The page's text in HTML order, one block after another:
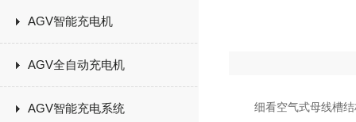
AGV智能充电机
AGV全自动充电机
AGV智能充电系统
细看空气式母线槽结